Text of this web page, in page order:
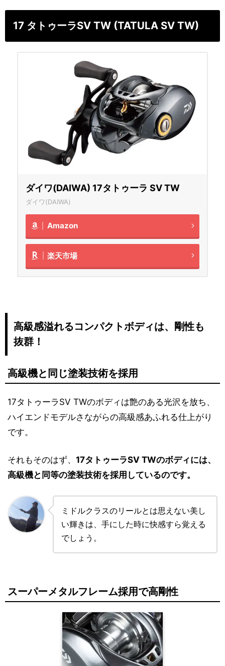
17 タトゥーラSV TW (TATULA SV TW)
ダイワ(DAIWA) 17タトゥーラ SV TW
ダイワ(DAIWA)
Amazon
楽天市場
高級感溢れるコンパクトボディは、剛性も
抜群！
高級機と同じ塗装技術を採用
17タトゥーラSV TWのボディは艶のある光沢を放ち、
ハイエンドモデルさながらの高級感あふれる仕上がり
です。
それもそのはず、 17タトゥーラSV TWのボディには、
高級機と同等の塗装技術を採用しているのです。
ミドルクラスのリールとは思えない美し
い輝きは、手にした時に快感すら覚える
でしょう。
スーパーメタルフレーム採用で高剛性